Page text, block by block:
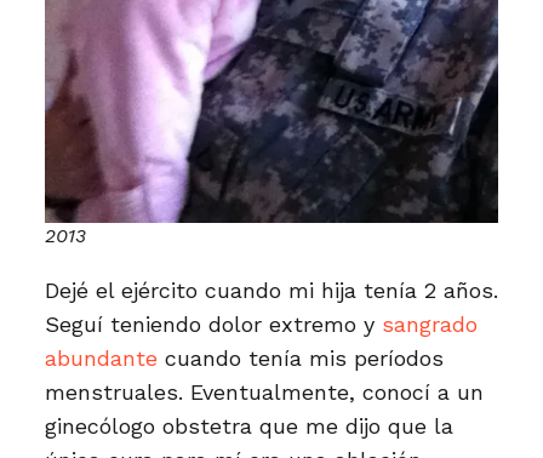
2013
Dejé el ejército cuando mi hija tenía 2 años.
Seguí teniendo dolor extremo y sangrado
abundante cuando tenía mis períodos
menstruales. Eventualmente, conocí a un
ginecólogo obstetra que me dijo que la